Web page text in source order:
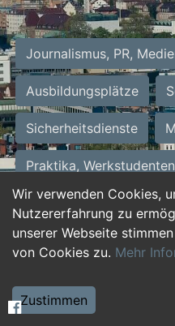
Wir verwenden Cookies,
Nutzererfahrung zu
unserer Webseite
von Cookies zu. Mehr
Zustimmen
Journalismus, PR,
Ausbildungsplätze
Sicherheitsdienste
Praktika,
Personalwesen
Hilfskräfte, Aushilfs-
Weiterbildung, Studium,